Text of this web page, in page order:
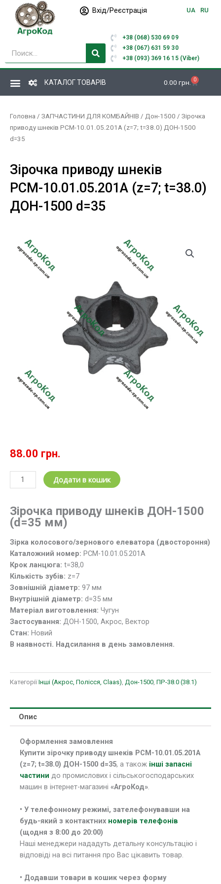
Перейти
вмісту
Вхід/Реєстрація UA RU
Пошук
+38 (068) 530 69 09
+38 (067) 631 59 30
+38 (093) 369 16 15 (Viber)
КАТАЛОГ ТОВАРІВ 0.00 грн. 0
Кошик
Головна / ЗАПЧАСТИНИ ДЛЯ КОМБАЙНІВ / Дон-1500 / Зірочка
приводу шнеків РСМ-10.01.05.201А (z=7; t=38.0) ДОН-1500
d=35
Зірочка приводу шнеків
РСМ-10.01.05.201А (z=7; t=38.0)
ДОН-1500 d=35
88.00 грн.
Зірочка
приводу
РСМ-10.01.05.201А
(z=7;
ДОН-1500
d=35
кількість
Додати в кошик
Зірочка приводу шнеків ДОН-1500
(d=35 мм)
Зірка колосового/зернового елеватора (двостороння)
Каталожний номер: РСМ-10.01.05.201А
Крок ланцюга: t=38,0
Кількість зубів: z=7
Зовнішній діаметр: 97 мм
Внутрішній діаметр: d=35 мм
Матеріал виготовлення: Чугун
Застосування: ДОН-1500, Акрос, Вектор
Стан: Новий
В наявності. Надсилання в день замовлення.
Категорії Інші (Акрос, Полісся, Claas) Дон-1500 ПР-38.0 (38.1)
Опис
Оформлення замовлення
Купити зірочку приводу шнеків РСМ-10.01.05.201А
(z=7; t=38.0) ДОН-1500 d=35, а також інші запасні
частини до промислових і сільськогосподарських
машин в інтернет-магазині «АгроКод».
• У телефонному режимі, зателефонувавши на
будь-який з контактних номерів телефонів
(щодня з 8:00 до 20:00)
Наші менеджери нададуть детальну консультацію і
відповіді на всі питання про Вас цікавить товар.
• Додавши товари в кошик через форму